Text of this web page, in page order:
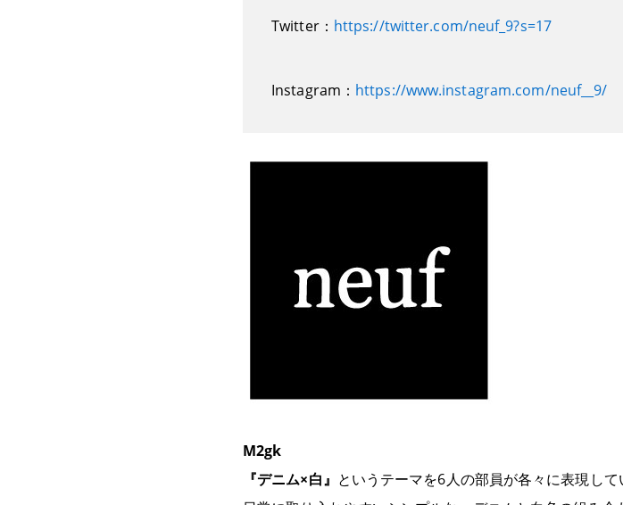
Twitter： https://twitter.com/neuf_9?s=17
Instagram： https://www.instagram.com/neuf__9/
M2gk
『デニム×白』 というテーマを6人の部員が各々に表現して